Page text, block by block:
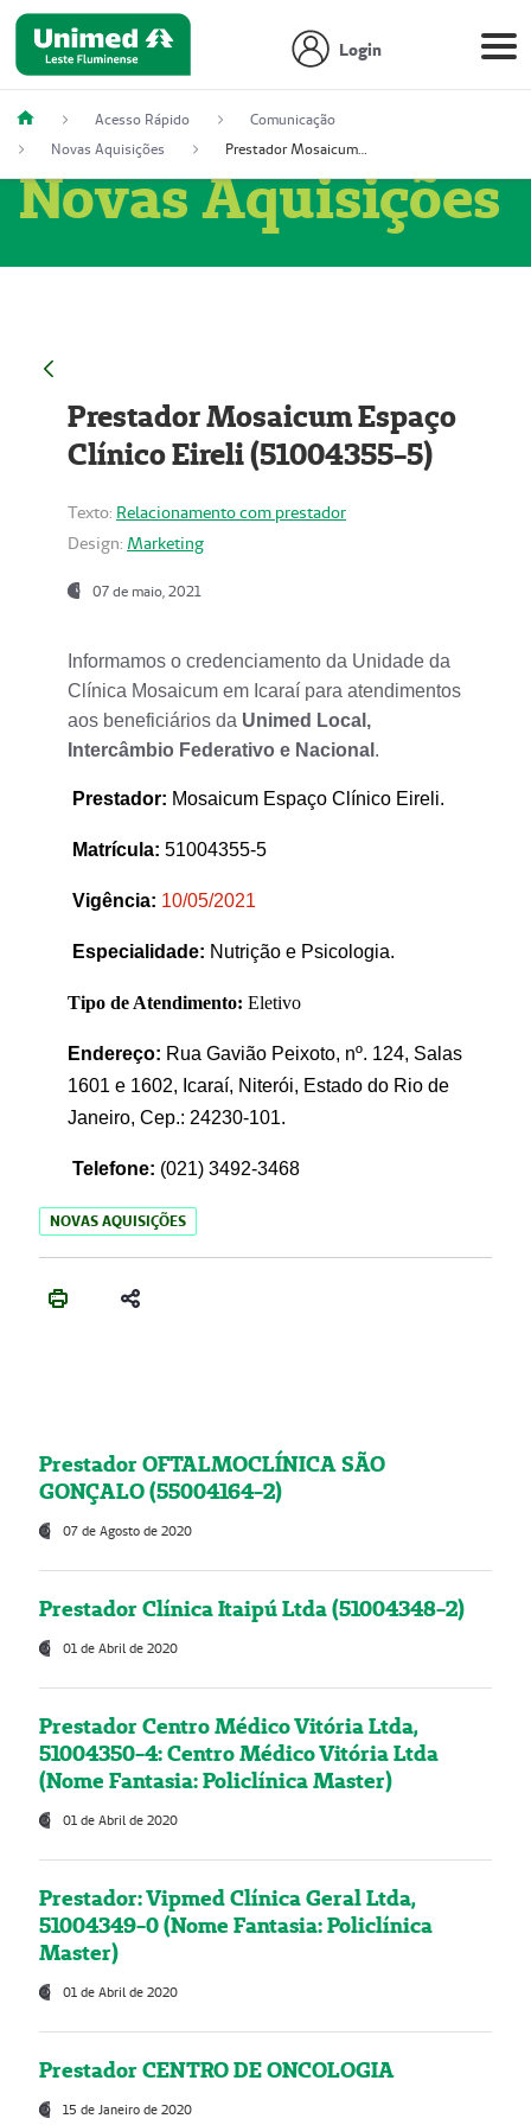
Login
Acesso Rápido
Comunicação
Novas Aquisições
Prestador Mosaicum Espaço Clínico Eireli (51004355-5)
Novas Aquisições
Prestador Mosaicum Espaço
Clínico Eireli (51004355-5)
Texto: Relacionamento com prestador
Design: Marketing
07 de maio, 2021
Informamos o credenciamento da Unidade da
Clínica Mosaicum em Icaraí para atendimentos
aos beneficiários da Unimed Local,
Intercâmbio Federativo e Nacional .
Prestador: Mosaicum Espaço Clínico Eireli.
Matrícula: 51004355-5
Vigência: 10/05/2021
Especialidade: Nutrição e Psicologia.
Tipo de Atendimento: Eletivo
Endereço: Rua Gavião Peixoto, nº. 124, Salas
1601 e 1602, Icaraí, Niterói, Estado do Rio de
Janeiro, Cep.: 24230-101.
Telefone: (021) 3492-3468
NOVAS AQUISIÇÕES
Prestador OFTALMOCLÍNICA SÃO
GONÇALO (55004164-2)
07 de Agosto de 2020
Prestador Clínica Itaipú Ltda (51004348-2)
01 de Abril de 2020
Prestador Centro Médico Vitória Ltda,
51004350-4: Centro Médico Vitória Ltda
(Nome Fantasia: Policlínica Master)
01 de Abril de 2020
Prestador: Vipmed Clínica Geral Ltda,
51004349-0 (Nome Fantasia: Policlínica
Master)
01 de Abril de 2020
Prestador CENTRO DE ONCOLOGIA
15 de Janeiro de 2020